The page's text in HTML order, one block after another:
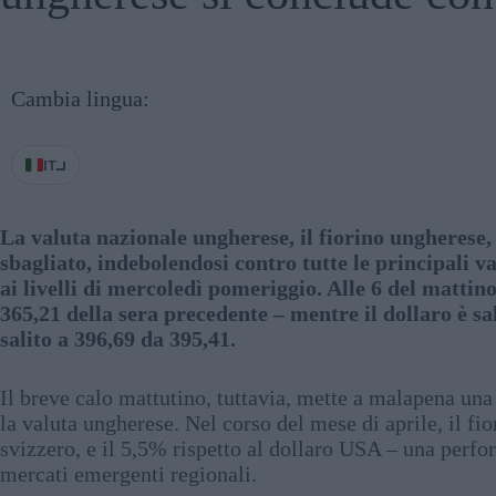
Cambia lingua:
IT
La valuta nazionale ungherese, il fiorino
sbagliato, indebolendosi contro tutte le principali
ai livelli di mercoledì pomeriggio. Alle 6 del
365,21 della sera precedente – mentre il dollaro è
salito a 396,69 da 395,41.
Il breve calo mattutino, tuttavia, mette a malapena
la valuta ungherese. Nel corso del mese di aprile, il
svizzero, e il 5,5% rispetto al dollaro USA – una
mercati emergenti regionali.